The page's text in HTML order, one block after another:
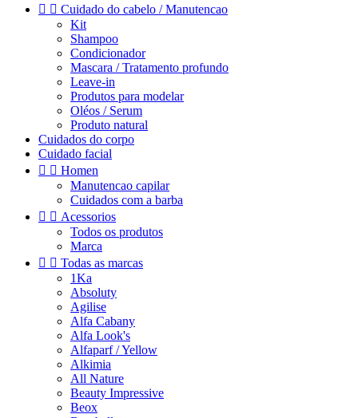
  Cuidado do cabelo / Manutencao
Kit
Shampoo
Condicionador
Mascara / Tratamento profundo
Leave-in
Produtos para modelar
Oléos / Serum
Produto natural
Cuidados do corpo
Cuidado facial
  Homen
Manutencao capilar
Cuidados com a barba
  Acessorios
Todos os produtos
Marca
  Todas as marcas
1Ka
Absoluty
Agilise
Alfa Cabany
Alfa Look's
Alfaparf / Yellow
Alkimia
All Nature
Beauty Impressive
Beox